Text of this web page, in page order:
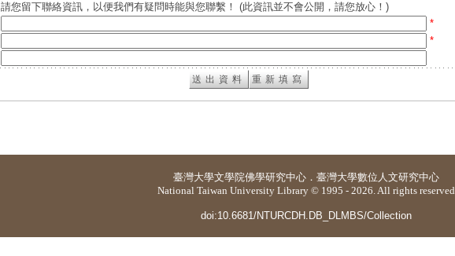
請您留下聯絡資訊，以便我們有疑問時能與您聯繫！ (此資訊並不會公開，請您放心！)
*
*
臺灣大學文學院佛學研究中心 ． 臺灣大學數位人文研究中心
National Taiwan University Library © 1995 - 2026. All rights reserved
doi:10.6681/NTURCDH.DB_DLMBS/Collection